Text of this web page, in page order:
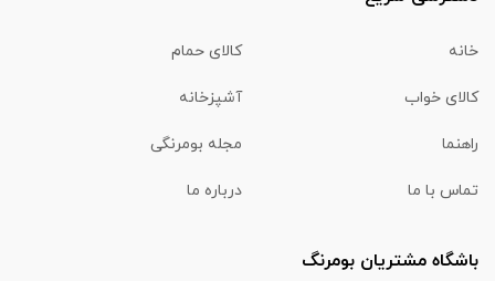
خانه کالای حمام
کالای خواب آشپزخانه
راهنما مجله بومرنگی
تماس با ما درباره ما
باشگاه مشتریان بومرنگ